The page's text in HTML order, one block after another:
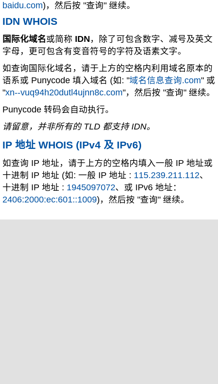
baidu.com)，然后按 "查询" 继续。
IDN WHOIS
国际化域名或简称 IDN ，除了可包含数字、减号及英文
字母，更可包含有变音符号的字符及语素文字。
如查询国际化域名，请于上方的空格内利用域名原本的
语系或 Punycode 填入域名 (如: "域名信息查询.com" 或
"xn--vuq94h20dutl4ujnn8c.com"，然后按 "查询" 继续。
Punycode 转码会自动执行。
请留意，并非所有的 TLD 都支持 IDN。
IP 地址 WHOIS (IPv4 及 IPv6)
如查询 IP 地址，请于上方的空格内填入一般 IP 地址或
十进制 IP 地址 (如: 一般 IP 地址 : 115.239.211.112、
十进制 IP 地址 : 1945097072、或 IPv6 地址：
2406:2000:ec:601::1009)，然后按 "查询" 继续。